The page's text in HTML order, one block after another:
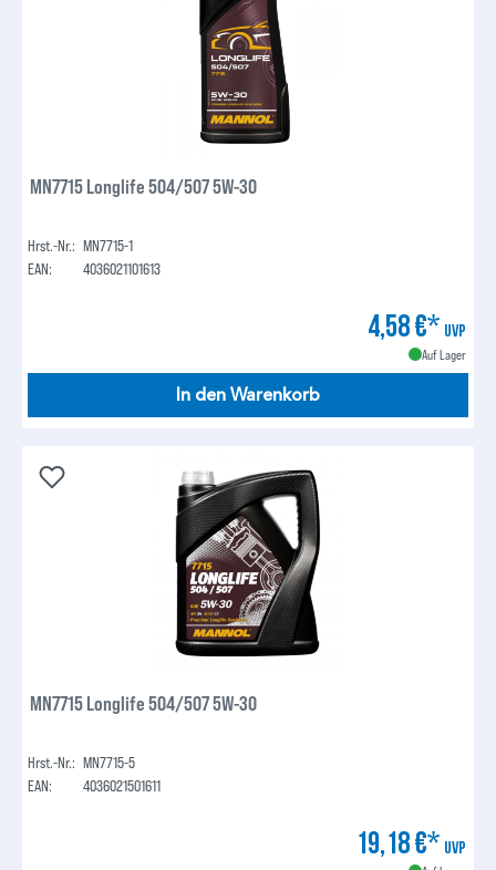
MN7715 Longlife 504/507 5W-30
Hrst.-Nr.: MN7715-1
EAN:
4036021101613
4,58 €* UVP
Auf Lager
In den Warenkorb
MN7715 Longlife 504/507 5W-30
Hrst.-Nr.: MN7715-5
EAN:
4036021501611
19,18 €* UVP